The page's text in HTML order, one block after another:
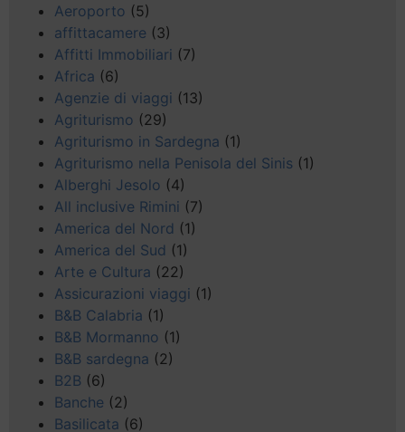
Aeroporto (5)
affittacamere (3)
Affitti Immobiliari (7)
Africa (6)
Agenzie di viaggi (13)
Agriturismo (29)
Agriturismo in Sardegna (1)
Agriturismo nella Penisola del Sinis (1)
Alberghi Jesolo (4)
All inclusive Rimini (7)
America del Nord (1)
America del Sud (1)
Arte e Cultura (22)
Assicurazioni viaggi (1)
B&B Calabria (1)
B&B Mormanno (1)
B&B sardegna (2)
B2B (6)
Banche (2)
Basilicata (6)